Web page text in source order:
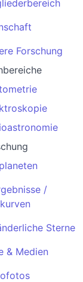
Forschung
/
Sterne
& Medien